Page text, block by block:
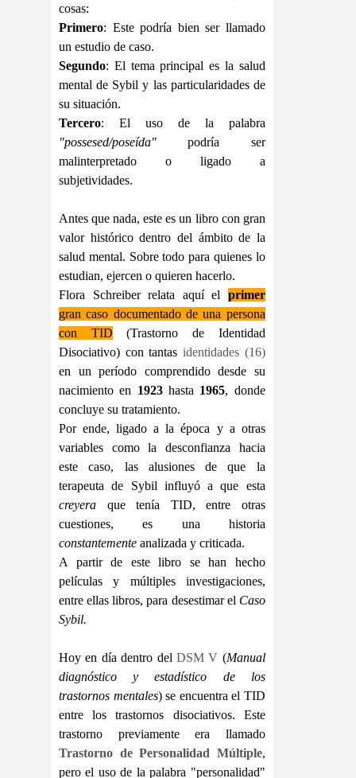
cosas:
Primero: Este podría bien ser llamado
un estudio de caso.
Segundo: El tema principal es la salud
mental de Sybil y las particularidades de
su situación.
Tercero: El uso de la palabra
"possesed/poseída" podría ser
malinterpretado o ligado a
subjetividades.
Antes que nada, este es un libro con gran
valor histórico dentro del ámbito de la
salud mental. Sobre todo para quienes lo
estudian, ejercen o quieren hacerlo.
Flora Schreiber relata aquí el primer
gran caso documentado de una persona
con TID (Trastorno de Identidad
Disociativo) con tantasidentidades (16)
en un período comprendido desde su
nacimiento en 1923hasta 1965, donde
concluye su tratamiento.
Por ende, ligado a la época y a otras
variables como la desconfianza hacia
este caso, las alusiones de que la
terapeuta de Sybil influyó a que esta
creyera que tenía TID, entre otras
cuestiones, es una historia
constantemente analizada y criticada.
A partir de este libro se han hecho
películas y múltiples investigaciones,
entre ellas libros, para desestimar el Caso
Sybil.
Hoy en día dentro del DSM V (Manual
diagnóstico y estadístico de los
trastornos mentales) se encuentra el TID
entre los trastornos disociativos. Este
trastorno previamente era llamado
Trastorno de Personalidad Múltiple,
pero el uso de la palabra "personalidad"